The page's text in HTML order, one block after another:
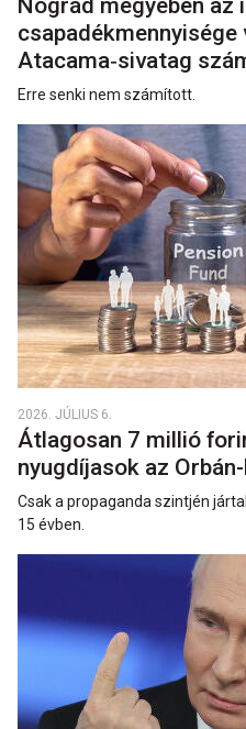
Nógrád megyében az
Atacama‑sivatag
Erre senki nem számított.
2026. JÚLIUS 6.
Átlagosan 7 millió
nyugdíjasok az
Csak a propaganda szintjén
15 évben.